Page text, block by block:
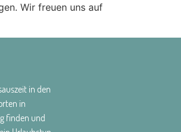
Wir freuen uns auf
in den
in
finden und